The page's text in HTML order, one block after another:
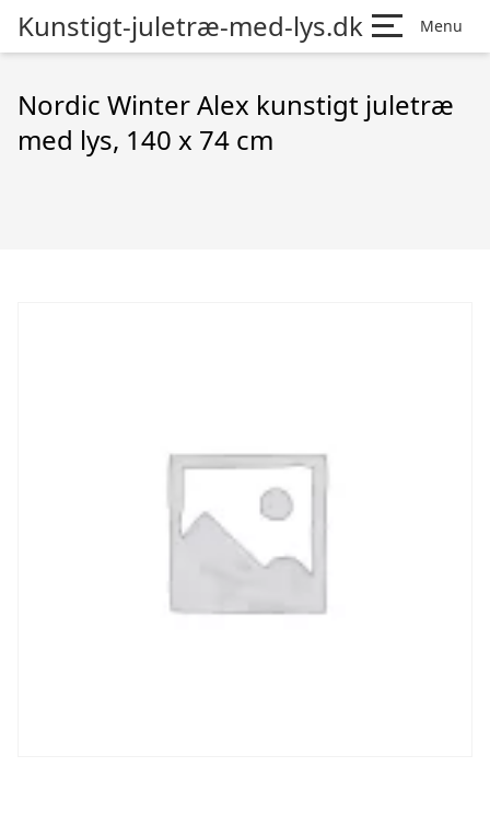
Kunstigt-juletræ-med-lys.dk Menu
Nordic Winter Alex kunstigt juletræ
med lys, 140 x 74 cm